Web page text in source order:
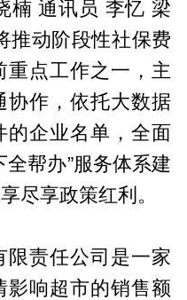
楠 通讯员 李忆 梁
推动阶段性社保费
重点工作之一，主
协作，依托大数据
的企业名单，全面
帮办”服务体系建
尽享政策红利。
责任公司是一家
影响超市的销售额